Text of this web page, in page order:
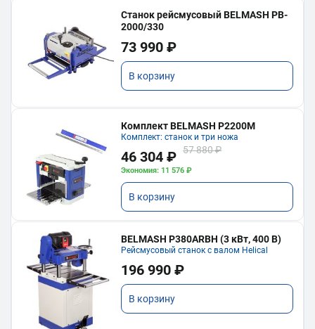
Станок рейсмусовый BELMASH PB-
2000/330
73 990 ₽
В корзину
Комплект BELMASH P2200M
Комплект: станок и три ножа
46 304 ₽ 57 880 ₽
Экономия: 11 576 ₽
В корзину
BELMASH P380ARBH (3 кВт, 400 В)
Рейсмусовый станок с валом Helical
196 990 ₽
В корзину